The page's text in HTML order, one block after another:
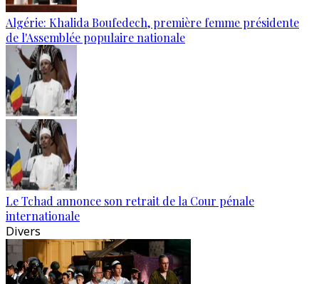
Algérie: Khalida Boufedech, première femme présidente
de l'Assemblée populaire nationale
Le Tchad annonce son retrait de la Cour pénale
internationale
Divers